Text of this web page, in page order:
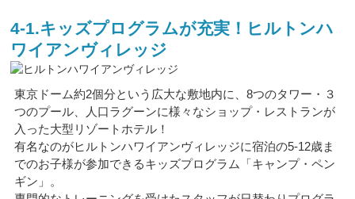
4-1.キッズプログラムが充実！ヒルトンハ
ワイアンヴィレッジ
東京ドーム約2個分という広大な敷地内に、8つのタワー・３
つのプール、人口ラグーンに様々なショップ・レストランが
入った大型リゾートホテル！
有名なのがヒルトンハワイアンヴィレッジに宿泊の5-12歳ま
でのお子様が参加できるキッズプログラム「キャンプ・ペン
ギン」。